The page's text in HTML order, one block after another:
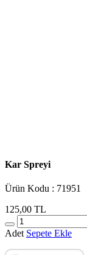
Kar Spreyi
Ürün Kodu : 71951
125,00 TL
Adet Sepete Ekle